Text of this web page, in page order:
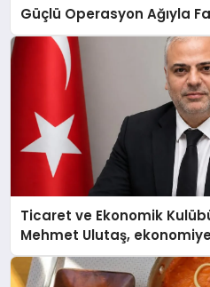
Güçlü Operasyon Ağıyla
Ticaret ve Ekonomik
Mehmet Ulutaş,
açıklamada şunları